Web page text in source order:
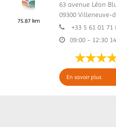
75.87 km
63 avenue Léon
09300 Villeneuve-
+33 5 61 01 71
09:00 - 12:30
En savoir plus